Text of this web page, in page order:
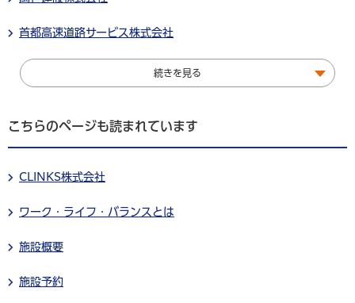
首都高速道路サービス株式会社
続きを見る
こちらのページも読まれています
CLINKS株式会社
ワーク・ライフ・バランスとは
施設概要
施設予約